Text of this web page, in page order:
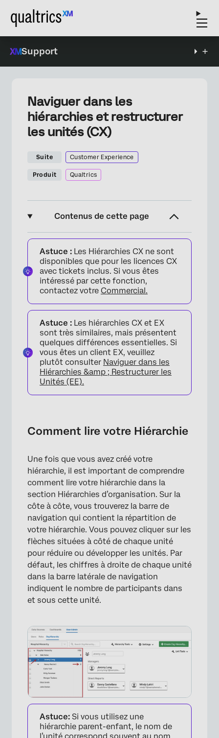
Support
Naviguer dans les
hiérarchies et restructurer
les unités (CX)
Suite Customer Experience
Produit Qualtrics
Contenus de cette page
Comment lire votre Hiérarchie
Recherche dans la Hiérarchie
Paramètres de Hiérarchie
Naviguer entre les Hiérarchies
Suppression des Hiérarchies
Ajustement manuel &amp ; unités de
verrouillage
Modification de personnes au sein d’une
unité
Astuce : Les Hiérarchies CX ne sont
disponibles que pour les licences CX
avec tickets inclus. Si vous êtes
intéressé par cette fonction,
contactez votre Commercial.
Astuce : Les hiérarchies CX et EX
sont très similaires, mais présentent
quelques différences essentielles. Si
vous êtes un client EX, veuillez
plutôt consulter Naviguer dans les
Hiérarchies &amp ; Restructurer les
Unités (EE).
Comment lire votre Hiérarchie
Une fois que vous avez créé votre
hiérarchie, il est important de comprendre
comment lire votre hiérarchie dans la
section Hiérarchies d’organisation. Sur la
côte à côte, vous trouverez la barre de
navigation qui contient la répartition de
votre hiérarchie. Vous pouvez cliquer sur les
flèches situées à côté de chaque unité
pour réduire ou développer les unités. Par
défaut, les chiffres à droite de chaque unité
dans la barre latérale de navigation
indiquent le nombre de participants dans
et sous cette unité.
Astuce: Si vous utilisez une
hiérarchie parent-enfant, le nom de